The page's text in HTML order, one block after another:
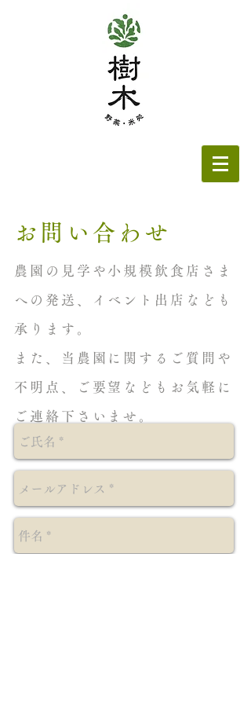
お問い合わせ
農園の見学や小規模飲食店さま
への発送、イベント出店なども
承ります。
また、当農園に関するご質問や
不明点、ご要望などもお気軽に
ご連絡下さいませ。